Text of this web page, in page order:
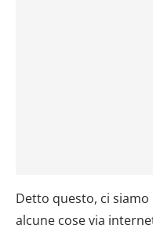
Detto questo, ci
alcune cose via